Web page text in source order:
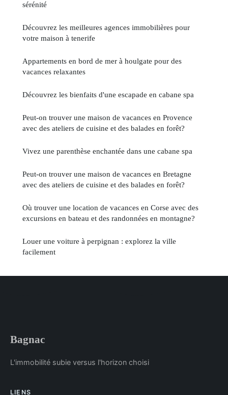
sérénité
Découvrez les meilleures agences immobilières pour
votre maison à tenerife
Appartements en bord de mer à houlgate pour des
vacances relaxantes
Découvrez les bienfaits d'une escapade en cabane spa
Peut-on trouver une maison de vacances en Provence
avec des ateliers de cuisine et des balades en forêt?
Vivez une parenthèse enchantée dans une cabane spa
Peut-on trouver une maison de vacances en Bretagne
avec des ateliers de cuisine et des balades en forêt?
Où trouver une location de vacances en Corse avec des
excursions en bateau et des randonnées en montagne?
Louer une voiture à perpignan : explorez la ville
facilement
Bagnac
L'immobilité subie versus l'horizon choisi
LIENS